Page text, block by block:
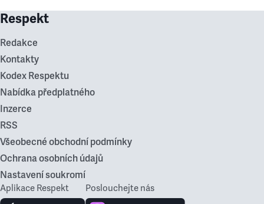
Respekt
Redakce
Kontakty
Kodex Respektu
Nabídka předplatného
Inzerce
RSS
Všeobecné obchodní podmínky
Ochrana osobních údajů
Nastavení soukromí
Aplikace Respekt Poslouchejte nás